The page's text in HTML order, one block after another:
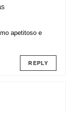
apetitoso e
REPLY